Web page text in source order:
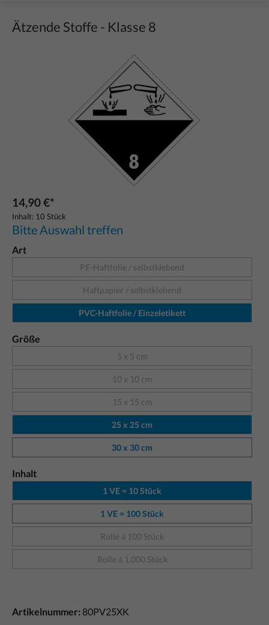
Ätzende Stoffe - Klasse 8
14,90 €*
Inhalt: 10 Stück
Bitte Auswahl treffen
Art
PE-Haftfolie / selbstklebend
Haftpapier / selbstklebend
PVC-Haftfolie / Einzeletikett
Größe
5 x 5 cm
10 x 10 cm
15 x 15 cm
25 x 25 cm
30 x 30 cm
Inhalt
1 VE = 10 Stück
1 VE = 100 Stück
Rolle á 100 Stück
Rolle á 1.000 Stück
Artikelnummer: 80PV25XK